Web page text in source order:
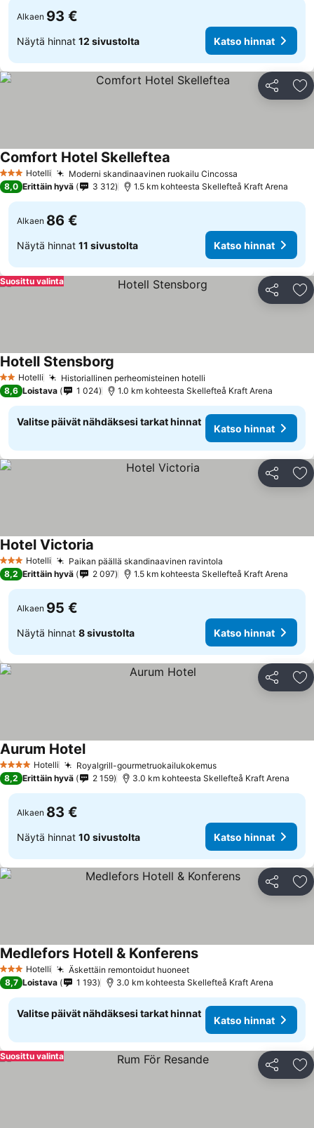
Alkaen 93 €
Näytä hinnat 12 sivustolta Katso hinnat
Jaa
3 Tähtiluokitus
Hotelli Moderni skandinaavinen ruokailu Cincossa
Comfort Hotel Skelleftea
8,0 Erittäin hyvä 3 312 1.5 km kohteesta Skellefteå Kraft Arena
Alkaen 86 €
Näytä hinnat 11 sivustolta Katso hinnat
Jaa
Suosittu valinta
2 Tähtiluokitus
Hotelli Historiallinen perheomisteinen hotelli
Hotell Stensborg
8,6 Loistava 1 024 1.0 km kohteesta Skellefteå Kraft Arena
Valitse päivät nähdäksesi tarkat hinnat
Katso hinnat
Jaa
3 Tähtiluokitus
Hotelli Paikan päällä skandinaavinen ravintola
Hotel Victoria
8,2 Erittäin hyvä 2 097 1.5 km kohteesta Skellefteå Kraft Arena
Alkaen 95 €
Näytä hinnat 8 sivustolta Katso hinnat
Jaa
4 Tähtiluokitus
Hotelli Royalgrill-gourmetruokailukokemusKatso hinnat
Aurum HotelKatso hinnat
8,2 Erittäin hyvä 2 159 3.0 km kohteesta Skellefteå Kraft Arena
Alkaen 83 €
Näytä hinnat 10 sivustolta Katso hinnat
Jaa
3 Tähtiluokitus
Hotelli Äskettäin remontoidut huoneetKatso hinnat
Medlefors Hotell & KonferensKatso hinnat
8,7 Loistava 1 193 3.0 km kohteesta Skellefteå Kraft Arena
Valitse päivät nähdäksesi tarkat hinnat
Katso hinnat
Jaa
Suosittu valinta